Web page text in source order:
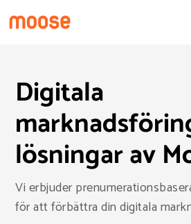
Digitala
lösningar av
Vi erbjuder
för att förbättra din digitala